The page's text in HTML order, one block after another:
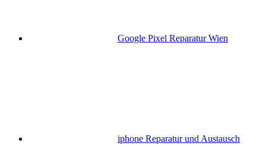
Google Pixel Reparatur Wien
iphone Reparatur und Austausch